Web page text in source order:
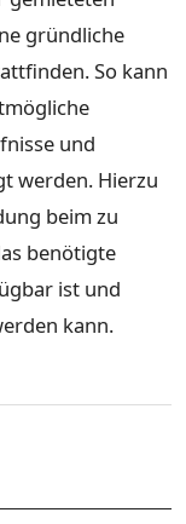
gründliche
So kann
und
werden. Hierzu
beim zu
benötigte
ist und
kann.